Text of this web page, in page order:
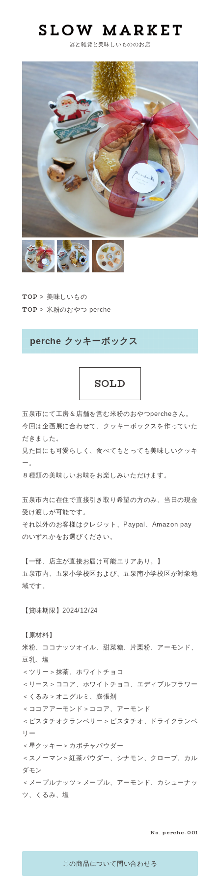
カートを見る
カテゴリーから探す
作家・ブランドから探す
支払・配送について
会員登録
ログイン
お問い合わせ
ショップからのお知らせ
器と雑貨と美味しいもののお店
TOP > 美味しいもの
TOP > 米粉のおやつ perche
perche クッキーボックス
SOLD
五泉市にて工房＆店舗を営む米粉のおやつpercheさん。
今回は企画展に合わせて、クッキーボックスを作っていた
だきました。
見た目にも可愛らしく、食べてもとっても美味しいクッキ
ー。
８種類の美味しいお味をお楽しみいただけます。
五泉市内に在住で直接引き取り希望の方のみ、当日の現金
受け渡しが可能です。
それ以外のお客様はクレジット、Paypal、Amazon pay
のいずれかをお選びください。
【一部、店主が直接お届け可能エリアあり。】
五泉市内、五泉小学校区および、五泉南小学校区が対象地
域です。
【賞味期限】2024/12/24
【原材料】
米粉、ココナッツオイル、甜菜糖、片栗粉、アーモンド、
豆乳、塩
＜ツリー＞抹茶、ホワイトチョコ
＜リース＞ココア、ホワイトチョコ、エディブルフラワー
＜くるみ＞オニグルミ、膨張剤
＜ココアアーモンド＞ココア、アーモンド
＜ピスタチオクランベリー＞ピスタチオ、ドライクランベ
リー
＜星クッキー＞カボチャパウダー
＜スノーマン＞紅茶パウダー、シナモン、クローブ、カル
ダモン
＜メープルナッツ＞メープル、アーモンド、カシューナッ
ツ、くるみ、塩
No. perche-001
この商品について問い合わせる